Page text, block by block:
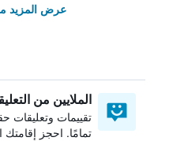
عرض المزيد
الملايين من
تقييمات وتعليقات
تمامًا. احجز إقامتك